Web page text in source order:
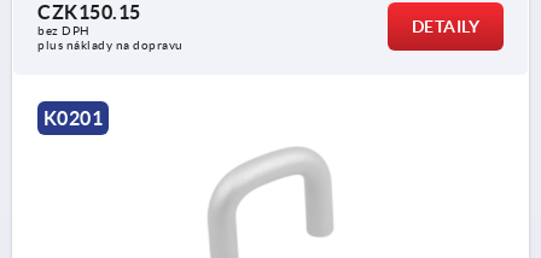
CZK150.15
bez DPH
plus náklady na dopravu
DETAILY
K0201